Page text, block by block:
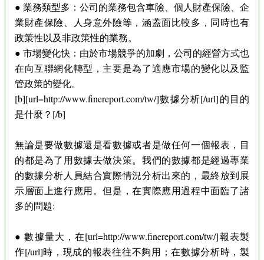
● 業務類型多：公司的業務包含車險、個人財產保險、企
業財產保險、人身意外險等，涵蓋面比較多，同時也有
政策性以及非政策性的業務。
● 市場變化快：由於市場競爭的加劇，公司的經營方式也
在向互聯網化轉型，主要是為了適應市場的變化以及監
管政策的變化。
[b][url=http://www.finereport.com/tw/]數據分析[/url]的目的
是什麼？[/b]
無論是要做數據還是看數據或者是做任何一個報表，目
的都是為了用數據去做決策。我們的數據都是經過專業
的數據分析人員結合實際情況分析出來的，最終放到展
示層面上進行應用。但是，在實際應用過程中面臨了諸
多的問題:
● 數據量大，在[url=http://www.finereport.com/tw/]報表製
作[/url]時，現成的報表往往不夠用；在數據分析時，製